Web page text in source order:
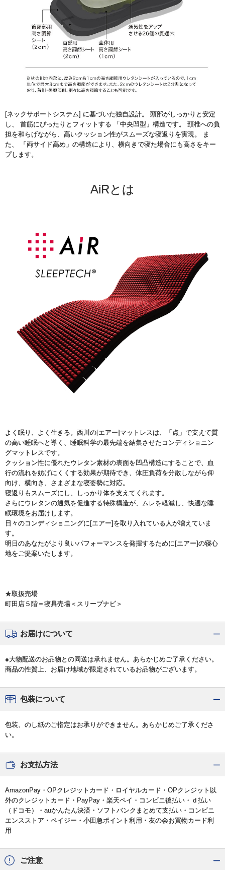
[ネックサポートシステム] に基づいた独自設計。 頭部がしっかりと安定
し、 首筋にぴったりとフィットする 「中央凹型」構造です。 頸椎への負
担を和らげながら、高いクッション性がスムーズな寝返りを実現。 ま
た、 「両サイド高め」の構造により、横向きで寝た場合にも高さをキー
プします。
AiRとは
よく眠り、よく生きる。西川の[エアー]マットレスは、「点」で支えて質
の高い睡眠へと導く、睡眠科学の最先端を結集させたコンディショニン
グマットレスです。
クッション性に優れたウレタン素材の表面を凹凸構造にすることで、血
行の流れを妨げにくくする効果が期待でき、体圧負荷を分散しながら仰
向け、横向き、さまざまな寝姿勢に対応。
寝返りもスムーズにし、しっかり体を支えてくれます。
さらにウレタンの通気を促進する特殊構造が、ムレを軽減し、快適な睡
眠環境をお届けします。
日々のコンディショニングに[エアー]を取り入れている人が増えていま
す。
明日のあなたがより良いパフォーマンスを発揮するために[エアー]の寝心
地をご提案いたします。
★取扱売場
町田店５階＝寝具売場＜スリープナビ＞
お届けについて
●大物配送のお品物との同送は承れません。あらかじめご了承ください。
商品の性質上、お届け地域が限定されているお品物がございます。
包装について
包装、のし紙のご指定はお承りができません。あらかじめご了承くださ
い。
お支払方法
AmazonPay・OPクレジットカード・ロイヤルカード・OPクレジット以
外のクレジットカード・PayPay・楽天ペイ・コンビニ後払い・ｄ払い
（ドコモ）・auかんたん決済・ソフトバンクまとめて支払い・コンビニ
エンスストア・ペイジー・小田急ポイント利用・友の会お買物カード利
用
ご注意